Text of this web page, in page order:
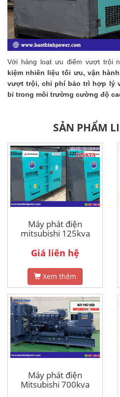
Với hàng loạt ưu điểm vượt trội
kiệm nhiên liệu tối ưu, vận
vượt trội, chi phí bảo trì hợp lý
bỉ trong môi trường cường độ
SẢN PHẨM
Máy phát điện
mitsubishi 125kva
Giá liên hệ
Xem thêm
Máy phát điện
Mitsubishi 700kva